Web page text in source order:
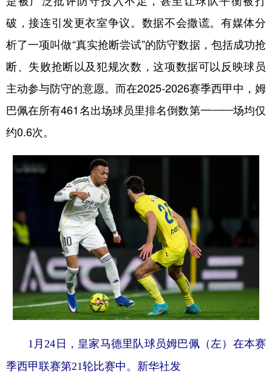
破，接连引发更衣室争议。数据不会撒谎。有媒体分
析了一项叫做“真实抢断尝试”的防守数据，包括成功抢
断、失败抢断以及犯规次数，这项数据可以反映球员
主动参与防守的意愿。而在2025-2026赛季西甲中，姆
巴佩在所有461名出场球员里排名倒数第一——场均仅
约0.6次。
1月24日，皇家马德里队球员姆巴佩（左）在本赛
季西甲联赛第21轮比赛中。新华社发